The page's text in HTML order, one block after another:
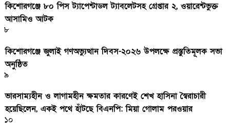
কিশোরগঞ্জে ৮০ পিস ট্যাপেন্টাডল ট্যাবলেটসহ গ্রেপ্তার ২, ওয়ারেন্টভুক্ত
আসামিও আটক
৮
কিশোরগঞ্জে জুলাই গণঅভ্যুত্থান দিবস-২০২৬ উপলক্ষে প্রস্তুতিমূলক সভা
অনুষ্ঠিত
৯
ভারসাম্যহীন ও লাগামহীন ক্ষমতার কারণেই শেখ হাসিনা স্বৈরাচারী
হয়েছিলেন, একই পথে হাঁটছে বিএনপি: মিয়া গোলাম পরওয়ার
১০